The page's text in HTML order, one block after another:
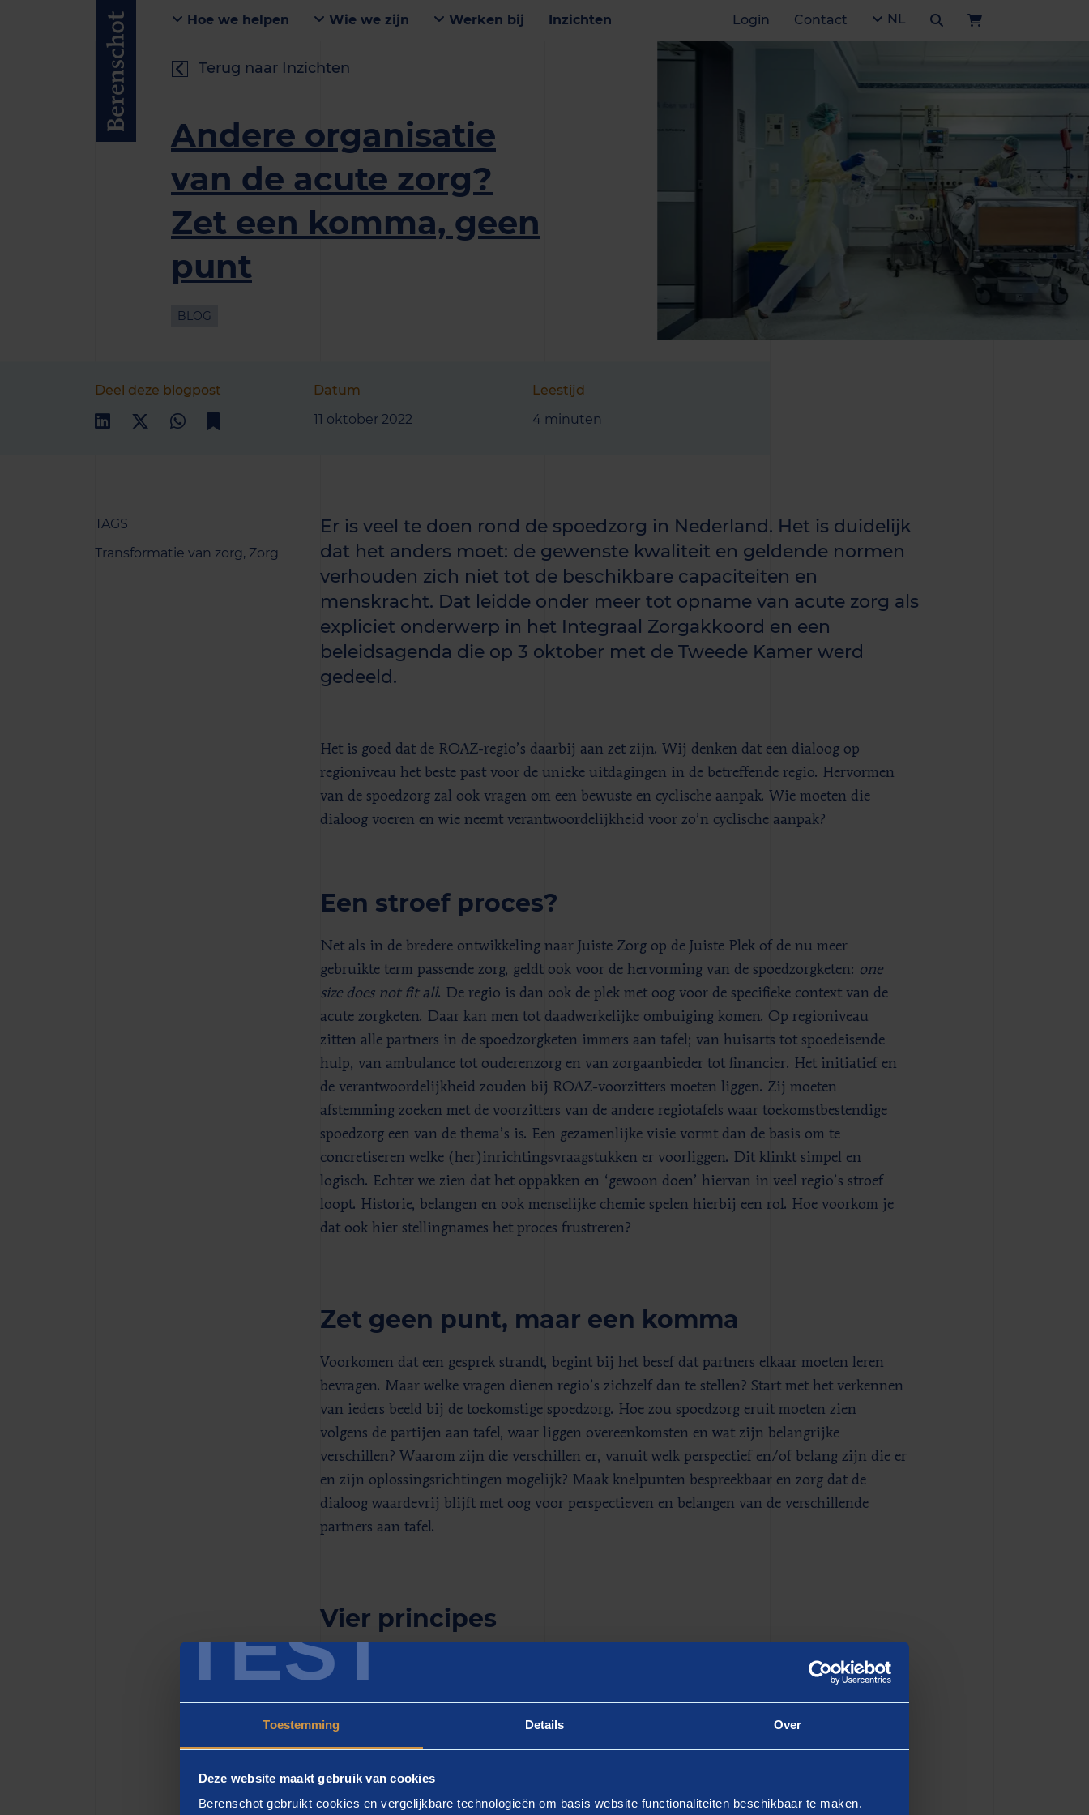
TEST
Toestemming Details Over
Deze website maakt gebruik van cookies
Berenschot gebruikt cookies en vergelijkbare technologieën om basis website functionaliteiten beschikbaar te maken.
Hoe we helpen Wie we zijn Werken bij Inzichten Login Contact NL
Terug naar Inzichten
Andere organisatie
van de acute zorg?
Zet een komma, geen
punt
BLOG
Deel deze blogpost
Datum
11 oktober 2022
Leestijd
4 minuten
TAGS
Transformatie van zorg, Zorg
Er is veel te doen rond de spoedzorg in Nederland. Het is duidelijk
dat het anders moet: de gewenste kwaliteit en geldende normen
verhouden zich niet tot de beschikbare capaciteiten en
menskracht. Dat leidde onder meer tot opname van acute zorg als
expliciet onderwerp in het Integraal Zorgakkoord en een
beleidsagenda die op 3 oktober met de Tweede Kamer werd
gedeeld.
Het is goed dat de ROAZ-regio’s daarbij aan zet zijn. Wij denken dat een dialoog op
regioniveau het beste past voor de unieke uitdagingen in de betreffende regio. Hervormen
van de spoedzorg zal ook vragen om een bewuste en cyclische aanpak. Wie moeten die
dialoog voeren en wie neemt verantwoordelijkheid voor zo’n cyclische aanpak?
Een stroef proces?
Net als in de bredere ontwikkeling naar Juiste Zorg op de Juiste Plek of de nu meer
gebruikte term passende zorg, geldt ook voor de hervorming van de spoedzorgketen: one
size does not fit all. De regio is dan ook de plek met oog voor de specifieke context van de
acute zorgketen. Daar kan men tot daadwerkelijke ombuiging komen. Op regioniveau
zitten alle partners in de spoedzorgketen immers aan tafel; van huisarts tot spoedeisende
hulp, van ambulance tot ouderenzorg en van zorgaanbieder tot financier. Het initiatief en
de verantwoordelijkheid zouden bij ROAZ-voorzitters moeten liggen. Zij moeten
afstemming zoeken met de voorzitters van de andere regiotafels waar toekomstbestendige
spoedzorg een van de thema’s is. Een gezamenlijke visie vormt dan de basis om te
concretiseren welke (her)inrichtingsvraagstukken er voorliggen. Dit klinkt simpel en
logisch. Echter we zien dat het oppakken en ‘gewoon doen’ hiervan in veel regio’s stroef
loopt. Historie, belangen en ook menselijke chemie spelen hierbij een rol. Hoe voorkom je
dat ook hier stellingnames het proces frustreren?
Zet geen punt, maar een komma
Voorkomen dat een gesprek strandt, begint bij het besef dat partners elkaar moeten leren
bevragen. Maar welke vragen dienen regio’s zichzelf dan te stellen? Start met het verkennen
van ieders beeld bij de toekomstige spoedzorg. Hoe zou spoedzorg eruit moeten zien
volgens de partijen aan tafel, waar liggen overeenkomsten en wat zijn belangrijke
verschillen? Waarom zijn die verschillen er, vanuit welk perspectief en/of belang zijn die er
en zijn oplossingsrichtingen mogelijk? Maak knelpunten bespreekbaar en zorg dat de
dialoog waardevrij blijft met oog voor perspectieven en belangen van de verschillende
partners aan tafel.
Vier principes
Wij onderscheiden vier principes die een cyclische aanpak ondersteunen:
ervaring met spoedzorg? Welk toekomstbeeld voorzien de partners? Welk doel zou een
Willen:
de samenwerking kan rationeel nog zo logisch lijken, maar zonder de wil om samen